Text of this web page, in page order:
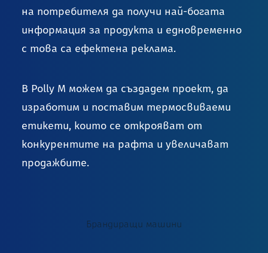
на потребителя да получи най-богата
информация за продукта и едновременно
с това са ефектена реклама.
В Polly M можем да създадем проект, да
изработим и поставим термосвиваеми
етикети, които се открояват от
конкурентите на рафта и увеличават
продажбите.
Брандиращи машини